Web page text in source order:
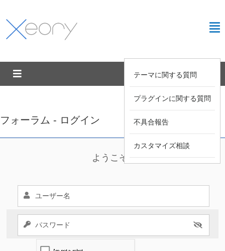
テーマに関する質問
プラグインに関する質問
不具合報告
カスタマイズ相談
フォーラム - ログイン
ようこそ !